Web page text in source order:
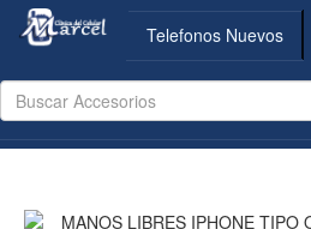
Telefonos Nuevos